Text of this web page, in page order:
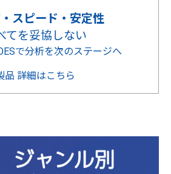
スピード・安定性
てを妥協しない
で分析を次のステージへ
品 詳細はこちら